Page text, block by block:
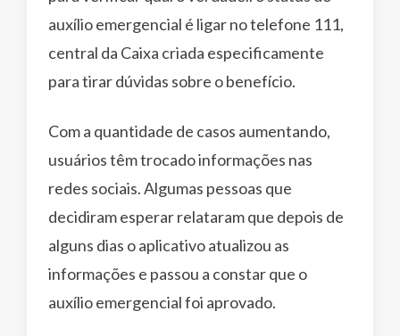
auxílio emergencial é ligar no telefone 111,
central da Caixa criada especificamente
para tirar dúvidas sobre o benefício.
Com a quantidade de casos aumentando,
usuários têm trocado informações nas
redes sociais. Algumas pessoas que
decidiram esperar relataram que depois de
alguns dias o aplicativo atualizou as
informações e passou a constar que o
auxílio emergencial foi aprovado.